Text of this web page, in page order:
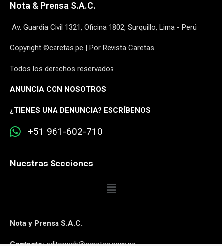
Nota & Prensa S.A.C.
Av. Guardia Civil 1321, Oficina 1802, Surquillo, Lima - Perú
Copyright ©caretas.pe | Por Revista Caretas
Todos los derechos reservados
ANUNCIA CON NOSOTROS
¿TIENES UNA DENUNCIA? ESCRÍBENOS
+51 961-602-710
Nuestras Secciones
Nota y Prensa S.A.C.